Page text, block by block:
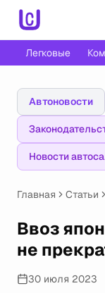
Легковые
Автоновости
Новости
Главная Статьи
Ввоз
не
30 июля 2023